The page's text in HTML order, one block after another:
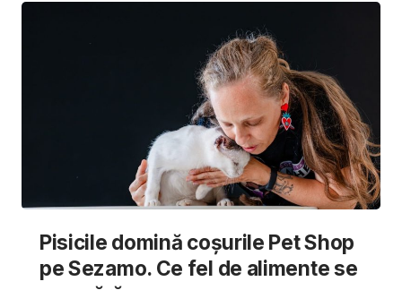
Pisicile domină coșurile Pet Shop
pe Sezamo. Ce fel de alimente se